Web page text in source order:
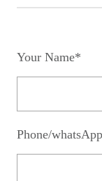
Your Name*
Phone/